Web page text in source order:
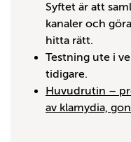
Syftet är att
kanaler och
hitta rätt.
Testning ute i
tidigare.
Huvudrutin –
av klamydia,